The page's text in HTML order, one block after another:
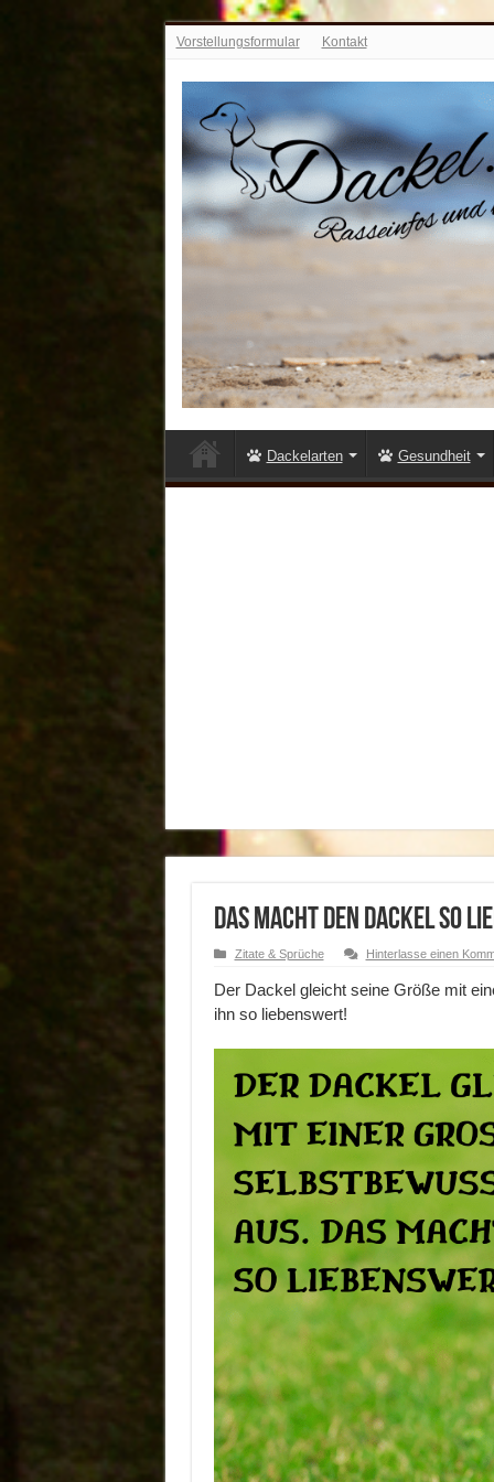
Vorstellungsformular Kontakt
Dackelarten Gesundheit
Das macht den Dackel so
Zitate & Sprüche Hinterlasse einen
Der Dackel gleicht seine Größe mit
ihn so liebenswert!